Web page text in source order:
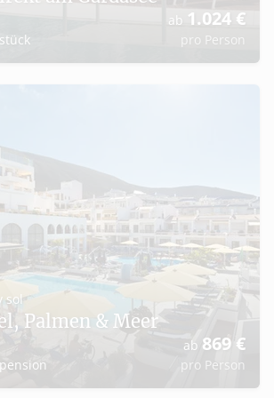
ab 1.024 €
pro Person
sol
Palmen & Meer
ab 869 €
pro Person